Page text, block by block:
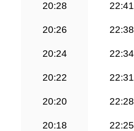
20:28 22:41
20:26 22:38
20:24 22:34
20:22 22:31
20:20 22:28
20:18 22:25